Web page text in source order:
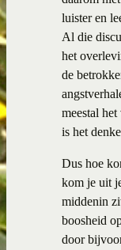
luister en
Al die
het
de
meestal
is het
Dus hoe
kom je uit
middenin
boosheid
door